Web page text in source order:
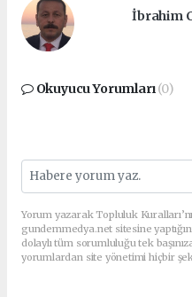
İbrahim
Okuyucu Yorumları(0)
Yorum yazarak Topluluk
gundemmedya.net sitesine
dolaylı tüm sorumluluğu tek
yorumlardan site yönetimi hiçbir